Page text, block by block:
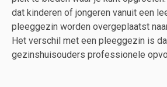
dat kinderen of jongeren vanuit een
pleeggezin worden overgeplaatst
Het verschil met een pleeggezin is
gezinshuisouders professionele